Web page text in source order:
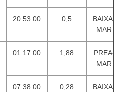
20:53:00 0,5
BAIXA-
MAR
01:17:00 1,88
PREA-
MAR
07:38:00 0,28
BAIXA-